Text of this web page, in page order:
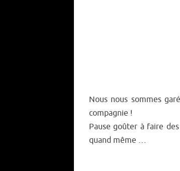
Nous nous sommes
compagnie !
Pause goûter à faire
quand même …